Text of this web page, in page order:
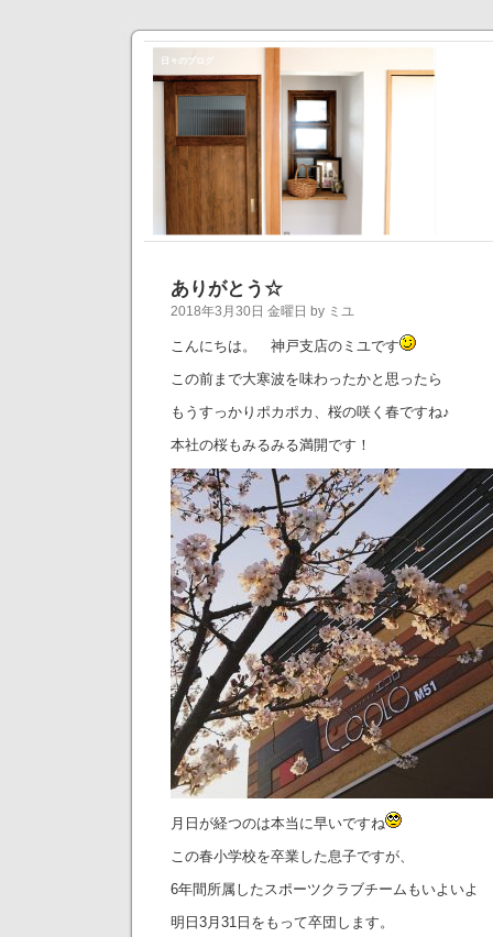
日々のブログ
ありがとう☆
2018年3月30日 金曜日 by ミユ
こんにちは。 神戸支店のミユです
この前まで大寒波を味わったかと思ったら
もうすっかりポカポカ、桜の咲く春ですね♪
本社の桜もみるみる満開です！
月日が経つのは本当に早いですね
この春小学校を卒業した息子ですが、
6年間所属したスポーツクラブチームもいよいよ
明日3月31日をもって卒団します。